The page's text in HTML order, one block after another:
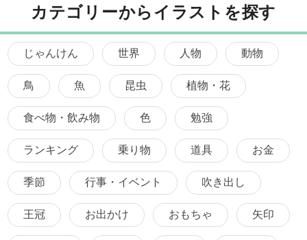
カテゴリーからイラストを探す
じゃんけん 世界 人物 動物
鳥 魚 昆虫 植物・花
食べ物・飲み物 色 勉強
ランキング 乗り物 道具 お金
季節 行事・イベント 吹き出し
王冠 お出かけ おもちゃ 矢印